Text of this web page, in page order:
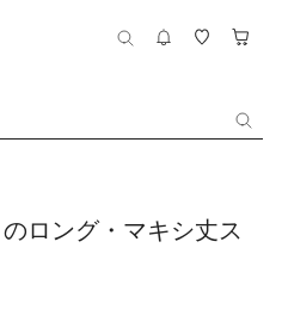
ロング・マキシ丈ス